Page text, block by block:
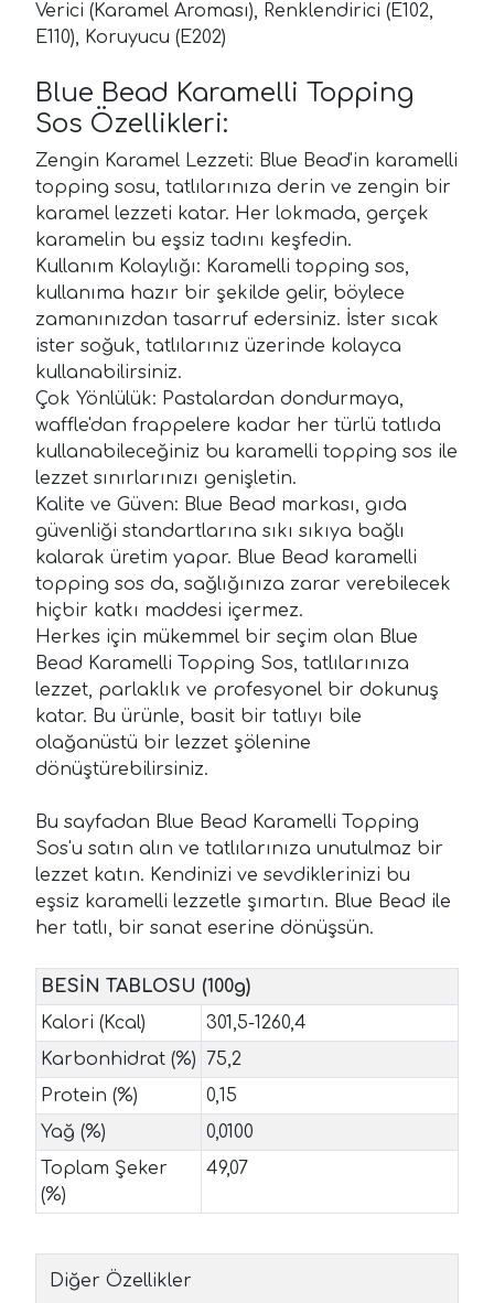
Verici (Karamel Aroması), Renklendirici (E102,
E110), Koruyucu (E202)
Blue Bead Karamelli Topping
Sos Özellikleri:
Zengin Karamel Lezzeti: Blue Bead'in karamelli
topping sosu, tatlılarınıza derin ve zengin bir
karamel lezzeti katar. Her lokmada, gerçek
karamelin bu eşsiz tadını keşfedin.
Kullanım Kolaylığı: Karamelli topping sos,
kullanıma hazır bir şekilde gelir, böylece
zamanınızdan tasarruf edersiniz. İster sıcak
ister soğuk, tatlılarınız üzerinde kolayca
kullanabilirsiniz.
Çok Yönlülük: Pastalardan dondurmaya,
waffle'dan frappelere kadar her türlü tatlıda
kullanabileceğiniz bu karamelli topping sos ile
lezzet sınırlarınızı genişletin.
Kalite ve Güven: Blue Bead markası, gıda
güvenliği standartlarına sıkı sıkıya bağlı
kalarak üretim yapar. Blue Bead karamelli
topping sos da, sağlığınıza zarar verebilecek
hiçbir katkı maddesi içermez.
Herkes için mükemmel bir seçim olan Blue
Bead Karamelli Topping Sos, tatlılarınıza
lezzet, parlaklık ve profesyonel bir dokunuş
katar. Bu ürünle, basit bir tatlıyı bile
olağanüstü bir lezzet şölenine
dönüştürebilirsiniz.
Bu sayfadan Blue Bead Karamelli Topping
Sos'u satın alın ve tatlılarınıza unutulmaz bir
lezzet katın. Kendinizi ve sevdiklerinizi bu
eşsiz karamelli lezzetle şımartın. Blue Bead ile
her tatlı, bir sanat eserine dönüşsün.
BESİN TABLOSU (100g)
Kalori (Kcal)
301,5-1260,4
Karbonhidrat (%)
75,2
Protein (%)
0,15
Yağ (%)
0,0100
Toplam Şeker
(%)
49,07
Diğer Özellikler